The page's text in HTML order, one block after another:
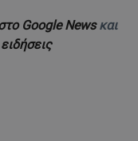
Google Newsκαι